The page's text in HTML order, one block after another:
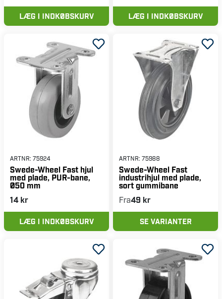
LÆG I INDKØBSKURV LÆG I INDKØBSKURV
ARTNR: 75924
Swede-Wheel Fast hjul
med plade, PUR-bane,
Ø50 mm
14 kr
LÆG I INDKØBSKURV
ARTNR: 75988
Swede-Wheel Fast
industrihjul med plade,
sort gummibane
Fra49 kr
SE VARIANTER